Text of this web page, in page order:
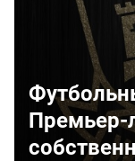
Премьер-